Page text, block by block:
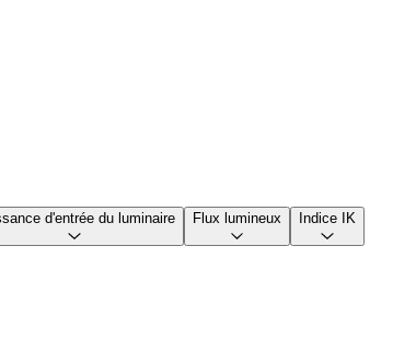
d'entrée du luminaire Flux lumineux Indice IK